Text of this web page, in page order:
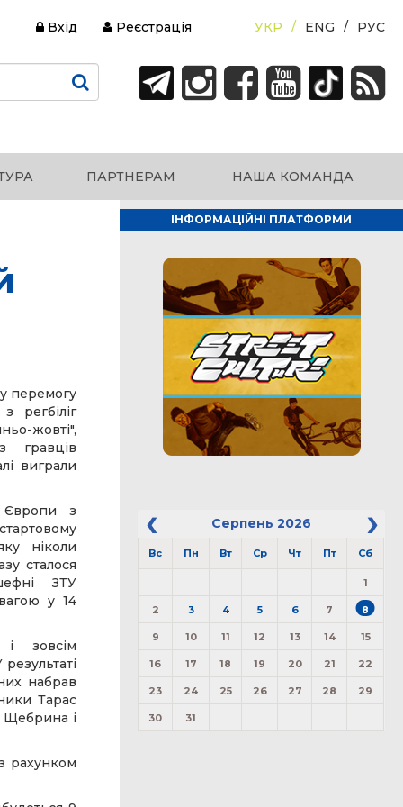
РУС
ENG
УКР
Реєстрація
Вхід
ПАРТНЕРАМ НАША КОМАНДА
перемогу
регбіліг
жовті",
гравців
виграли
Європи з
ніколи
сталося
ЗТУ
у 14
зовсім
набрав
Тарас
Щебрина і
рахунком
ІНФОРМАЦІЙНІ ПЛАТФОРМИ
Серпень 2026
Вс Пн Вт Ср Чт Пт Сб
1
2 3 4 5 6 7 8
9 10 11 12 13 14 15
16 17 18 19 20 21 22
23 24 25 26 27 28 29
30 31